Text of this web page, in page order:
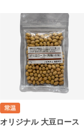
オリジナル 大豆ロース